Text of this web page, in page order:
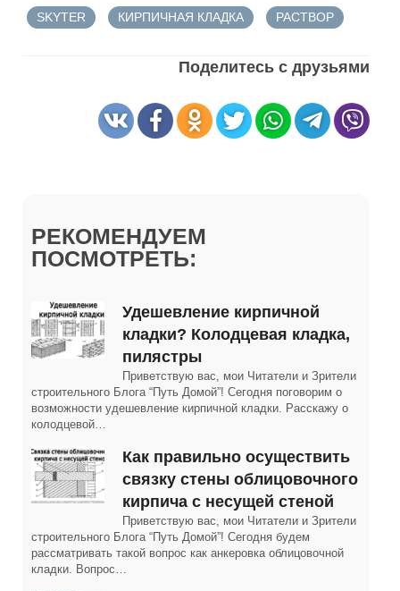
SKYTER КИРПИЧНАЯ КЛАДКА РАСТВОР
Поделитесь с друзьями
РЕКОМЕНДУЕМ
ПОСМОТРЕТЬ:
Удешевление кирпичной
кладки? Колодцевая кладка,
пилястры
Приветствую вас, мои Читатели и Зрители
строительного Блога “Путь Домой”! Сегодня поговорим о
возможности удешевление кирпичной кладки. Расскажу о
колодцевой…
Как правильно осуществить
связку стены облицовочного
кирпича с несущей стеной
Приветствую вас, мои Читатели и Зрители
строительного Блога “Путь Домой”! Сегодня будем
рассматривать такой вопрос как анкеровка облицовочной
кладки. Вопрос…